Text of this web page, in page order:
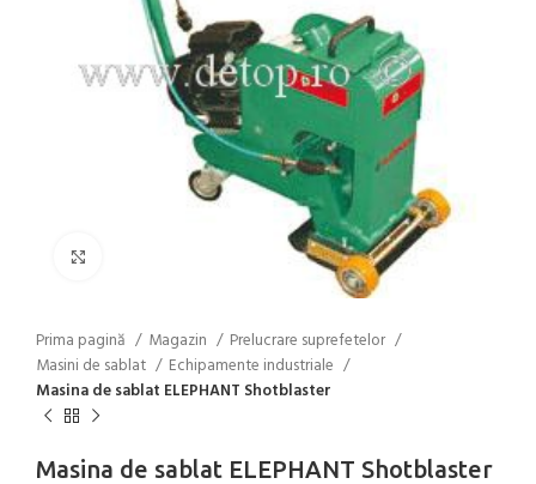
Prima pagină Magazin
Prelucrare suprefetelor
Masini de sablat
Echipamente industriale
Masina de sablat ELEPHANT Shotblaster
Masina de sablat ELEPHANT Shotblaster